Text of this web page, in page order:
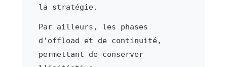
la stratégie.
Par ailleurs, les phases
d'offload et de continuité,
permettant de conserver